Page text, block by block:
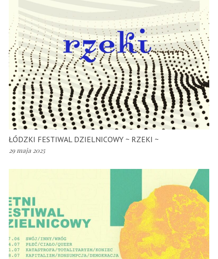
ŁÓDZKI FESTIWAL DZIELNICOWY ~ RZEKI ~
29 maja 2025